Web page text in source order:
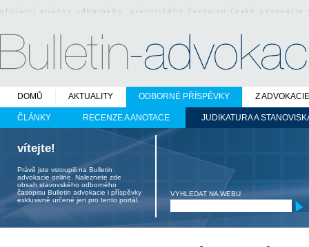
oficiální stránky odborného právnického časopisu české
DOMŮ AKTUALITY ODBORNÉ PŘÍSPĚVKY
ČLÁNKY RECENZE A ANOTACE JUDIKATURA A
Z ADVOKACIE
vítejte!
Právě jste vstoupili na Bulletin
advokacie online. Naleznete zde
obsah stavovského odborného
časopisu Bulletin advokacie i příspěvky
exklusivně určené jen pro tento portál.
VYHLEDAT NA WEBU